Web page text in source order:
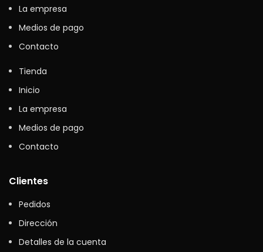
La empresa
Medios de pago
Contacto
Tienda
Inicio
La empresa
Medios de pago
Contacto
Clientes
Pedidos
Dirección
Detalles de la cuenta